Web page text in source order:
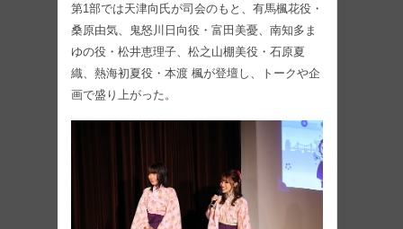
第1部では天津向氏が司会のもと、有馬楓花役・
桑原由気、鬼怒川日向役・富田美憂、南知多ま
ゆの役・松井恵理子、松之山棚美役・石原夏
織、熱海初夏役・本渡 楓が登壇し、トークや企
画で盛り上がった。